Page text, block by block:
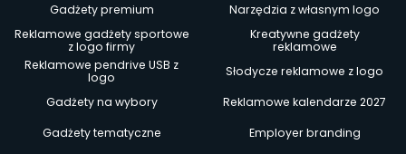
Gadżety premium
Narzędzia z własnym logo
Reklamowe gadżety sportowe
z logo firmy
Kreatywne gadżety
reklamowe
Reklamowe pendrive USB z
logo
Słodycze reklamowe z logo
Gadżety na wybory
Reklamowe kalendarze 2027
Gadżety tematyczne
Employer branding